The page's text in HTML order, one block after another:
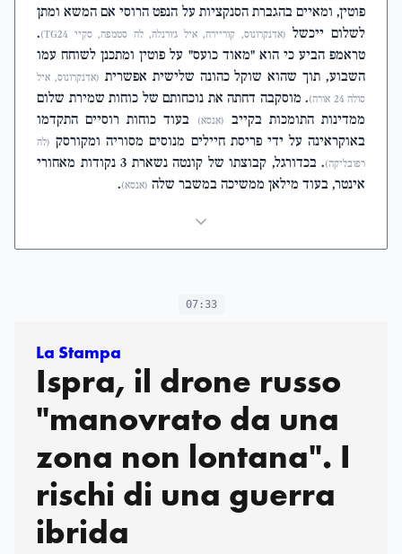
פוטין, ומאיים בהגברת הסנקציות על הנפט הרוסי אם המשא ומתן
לשלום ייכשל (אדנקרונוס, קוריירה, איל ג'ורנלה, לה סטמפה, סקיי TG24)
.
טראמפ הביע כי הוא "מאוד כועס" על פוטין ומתכנן לשוחח עמו
השבוע, תוך שהוא שוקל כהונה שלישית אפשרית (אדנקרונוס, איל
סולה 24 אורה)
. מוסקבה דחתה את נוכחותם של כוחות שמירת שלום
ממדינות התומכות בקייב (אנסא)
בעוד כוחות רוסיים התקדמו
באוקראינה על ידי פריסת חיילים מנוסים מסוריה ומקורסק (לה
רפובליקה)
. בכדורגל, קבוצתו של קונטה נשארת 3 נקודות מאחורי
אינטר, בעוד מילאן ממשיכה במשבר שלה (אנסא).
07:33
La Stampa
Ispra, il drone russo
"manovrato da una
zona non lontana". I
rischi di una guerra
ibrida